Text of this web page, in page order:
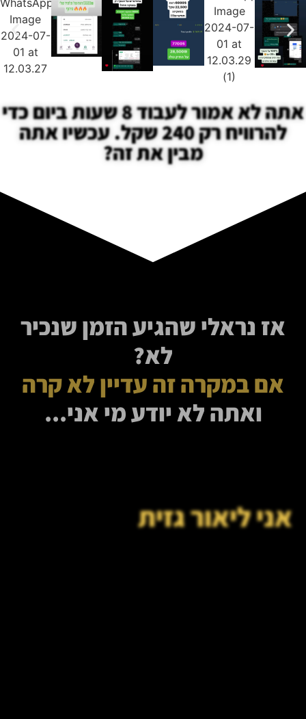
אתה לא אמור לעבוד 8 שעות ביום כדי
להרוויח רק 240 שקל. עכשיו אתה
מבין את זה?
אז נראלי שהגיע הזמן שנכיר
לא?
אם במקרה זה עדיין לא קרה
ואתה לא יודע מי אני...
אני ליאור גזית